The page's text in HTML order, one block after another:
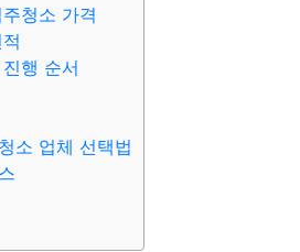
청소 가격
행 순서
소 업체 선택법